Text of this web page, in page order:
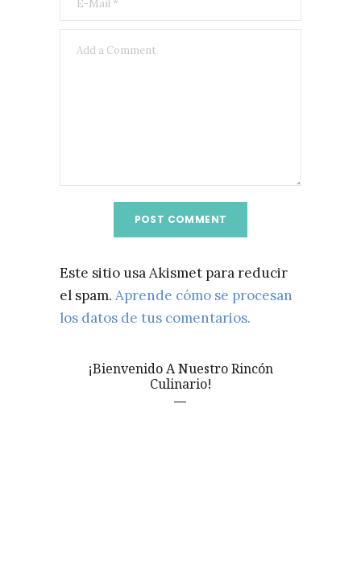
Este sitio usa Akismet para reducir
el spam. Aprende cómo se procesan
los datos de tus comentarios.
¡Bienvenido A Nuestro Rincón
Culinario!